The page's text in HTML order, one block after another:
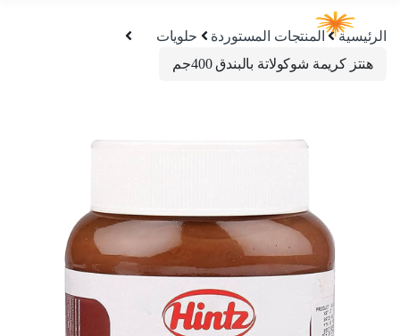
الرئيسية المنتجات المستوردة
حلويات
هنتز كريمة شوكولاتة بالبندق 400جم